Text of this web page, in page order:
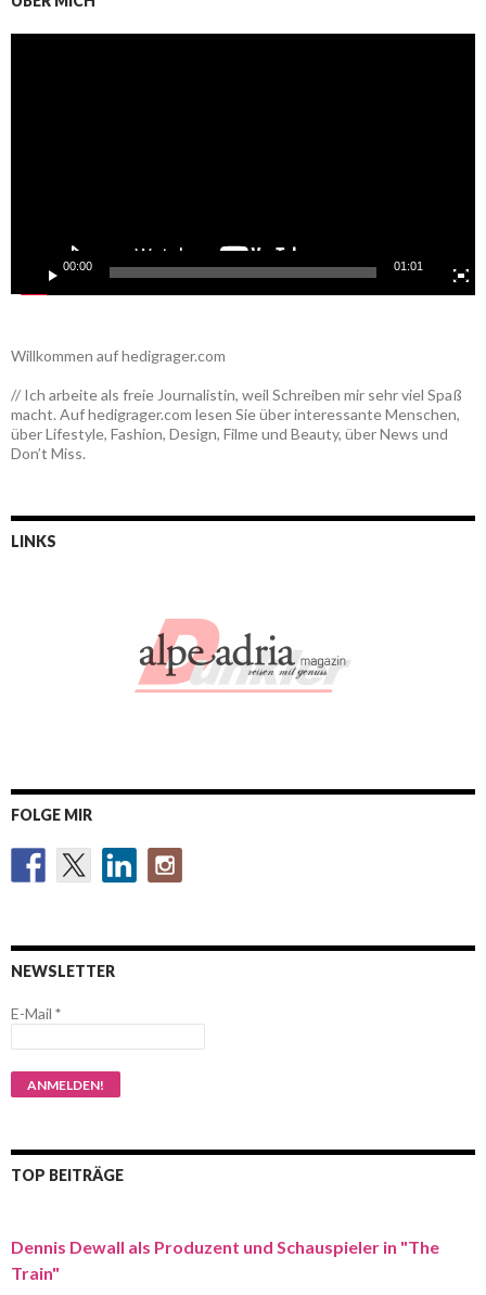
00:00 01:01
Willkommen auf hedigrager.com
// Ich arbeite als freie Journalistin, weil Schreiben mir sehr viel Spaß
macht. Auf hedigrager.com lesen Sie über interessante Menschen,
über Lifestyle, Fashion, Design, Filme und Beauty, über News und
Don’t Miss.
LINKS
FOLGE MIR
NEWSLETTER
E-Mail *
TOP BEITRÄGE
Dennis Dewall als Produzent und Schauspieler in "The
Train"